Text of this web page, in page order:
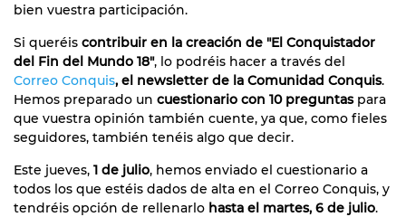
bien vuestra participación.
Si queréis contribuir en la creación de "El Conquistador
del Fin del Mundo 18", lo podréis hacer a través del
Correo Conquis, el newsletter de la Comunidad Conquis.
Hemos preparado un cuestionario con 10 preguntaspara
que vuestra opinión también cuente, ya que, como fieles
seguidores, también tenéis algo que decir.
Este jueves, 1 de julio, hemos enviado el cuestionario a
todos los que estéis dados de alta en el Correo Conquis, y
tendréis opción de rellenarlo hasta el martes, 6 de julio.